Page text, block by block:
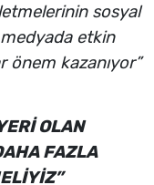
sosyal
etkin
önem kazanıyor”
OLAN
FAZLA